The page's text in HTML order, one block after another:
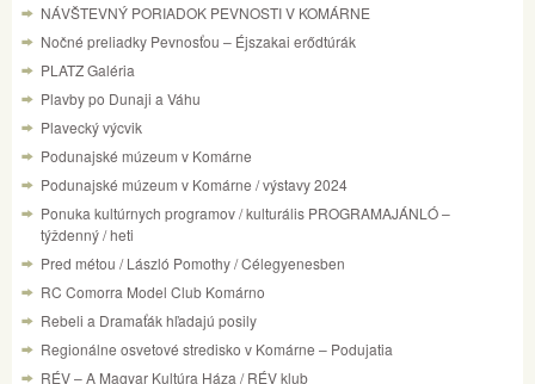
NÁVŠTEVNÝ PORIADOK PEVNOSTI V KOMÁRNE
Nočné preliadky Pevnosťou – Éjszakai erődtúrák
PLATZ Galéria
Plavby po Dunaji a Váhu
Plavecký výcvik
Podunajské múzeum v Komárne
Podunajské múzeum v Komárne / výstavy 2024
Ponuka kultúrnych programov / kulturális PROGRAMAJÁNLÓ –
týždenný / heti
Pred métou / László Pomothy / Célegyenesben
RC Comorra Model Club Komárno
Rebeli a Dramaťák hľadajú posily
Regionálne osvetové stredisko v Komárne – Podujatia
RÉV – A Magyar Kultúra Háza / RÉV klub